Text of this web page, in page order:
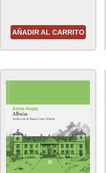
AÑADIR AL CARRITO